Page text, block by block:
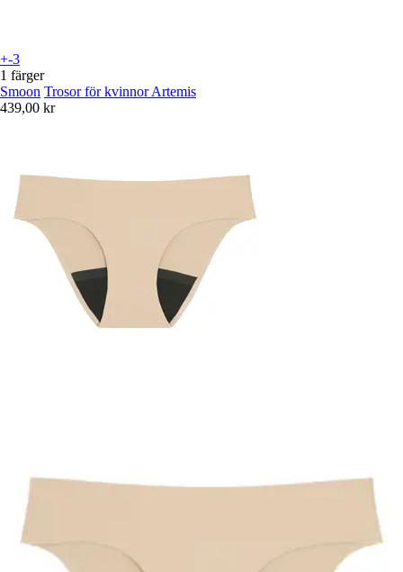
+-3
1 färger
Smoon Trosor för kvinnor Artemis
439,00 kr